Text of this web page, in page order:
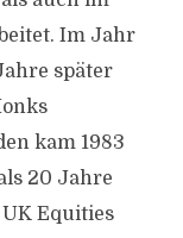
Im Jahr
später
kam 1983
20 Jahre
Equities